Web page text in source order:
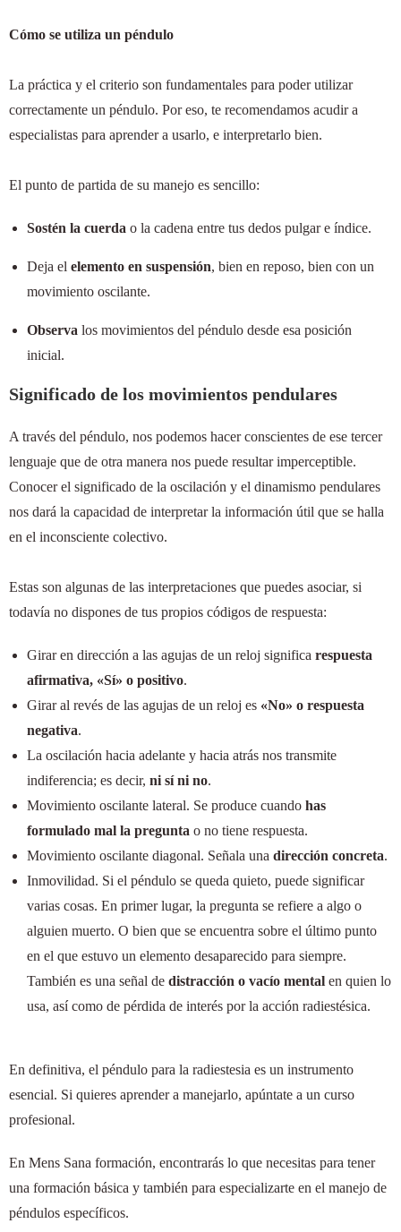
Cómo se utiliza un péndulo
La práctica y el criterio son fundamentales para poder utilizar
correctamente un péndulo. Por eso, te recomendamos acudir a
especialistas para aprender a usarlo, e interpretarlo bien.
El punto de partida de su manejo es sencillo:
Sostén la cuerda o la cadena entre tus dedos pulgar e índice.
Deja el elemento en suspensión, bien en reposo, bien con un
movimiento oscilante.
Observa los movimientos del péndulo desde esa posición
inicial.
Significado de los movimientos pendulares
A través del péndulo, nos podemos hacer conscientes de ese tercer
lenguaje que de otra manera nos puede resultar imperceptible.
Conocer el significado de la oscilación y el dinamismo pendulares
nos dará la capacidad de interpretar la información útil que se halla
en el inconsciente colectivo.
Estas son algunas de las interpretaciones que puedes asociar, si
todavía no dispones de tus propios códigos de respuesta:
Girar en dirección a las agujas de un reloj significa respuesta
afirmativa, «Sí» o positivo.
Girar al revés de las agujas de un reloj es «No» o respuesta
negativa.
La oscilación hacia adelante y hacia atrás nos transmite
indiferencia; es decir, ni sí ni no.
Movimiento oscilante lateral. Se produce cuando has
formulado mal la pregunta o no tiene respuesta.
Movimiento oscilante diagonal. Señala una dirección concreta.
Inmovilidad. Si el péndulo se queda quieto, puede significar
varias cosas. En primer lugar, la pregunta se refiere a algo o
alguien muerto. O bien que se encuentra sobre el último punto
en el que estuvo un elemento desaparecido para siempre.
También es una señal de distracción o vacío mental en quien lo
usa, así como de pérdida de interés por la acción radiestésica.
En definitiva, el péndulo para la radiestesia es un instrumento
esencial. Si quieres aprender a manejarlo, apúntate a un curso
profesional.
En Mens Sana formación, encontrarás lo que necesitas para tener
una formación básica y también para especializarte en el manejo de
péndulos específicos.